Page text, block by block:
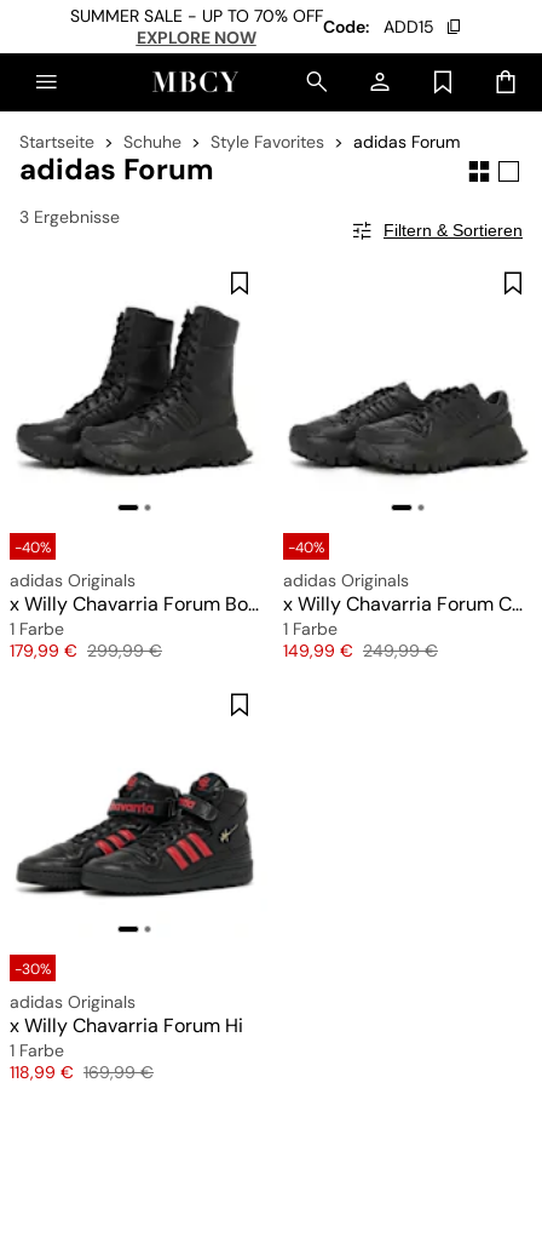
SUMMER SALE - UP TO 70% OFF
EXPLORE NOW
Code: ADD15
Startseite Schuhe Style Favorites adidas Forum
adidas Forum
3 Ergebnisse
Filtern & Sortieren
-40%
adidas Originals
x Willy Chavarria Forum Boot Mid
1 Farbe
Preis
179,99 € Originalpreis
299,99 €
-40%
adidas Originals
x Willy Chavarria Forum Combat
1 Farbe
Preis
149,99 € Originalpreis
249,99 €
-30%
adidas Originals
x Willy Chavarria Forum Hi
1 Farbe
Preis
118,99 € Originalpreis
169,99 €